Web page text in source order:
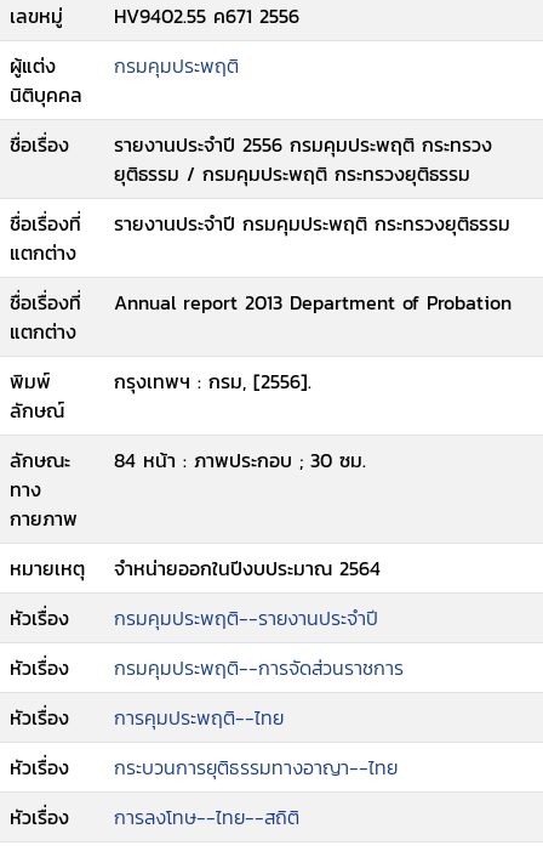
เลขหมู่
HV9402.55 ค671 2556
ผู้แต่ง
นิติบุคคล
กรมคุมประพฤติ
ชื่อเรื่อง
รายงานประจำปี 2556 กรมคุมประพฤติ กระทรวง
ยุติธรรม / กรมคุมประพฤติ กระทรวงยุติธรรม
ชื่อเรื่องที่
แตกต่าง
รายงานประจำปี กรมคุมประพฤติ กระทรวงยุติธรรม
ชื่อเรื่องที่
แตกต่าง
Annual report 2013 Department of Probation
พิมพ์
ลักษณ์
กรุงเทพฯ : กรม, [2556].
ลักษณะ
ทาง
กายภาพ
84 หน้า : ภาพประกอบ ; 30 ซม.
หมายเหตุ
จำหน่ายออกในปีงบประมาณ 2564
หัวเรื่อง
กรมคุมประพฤติ--รายงานประจำปี
หัวเรื่อง
กรมคุมประพฤติ--การจัดส่วนราชการ
หัวเรื่อง
การคุมประพฤติ--ไทย
หัวเรื่อง
กระบวนการยุติธรรมทางอาญา--ไทย
หัวเรื่อง
การลงโทษ--ไทย--สถิติ